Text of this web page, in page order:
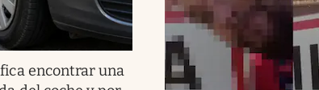
encontrar una